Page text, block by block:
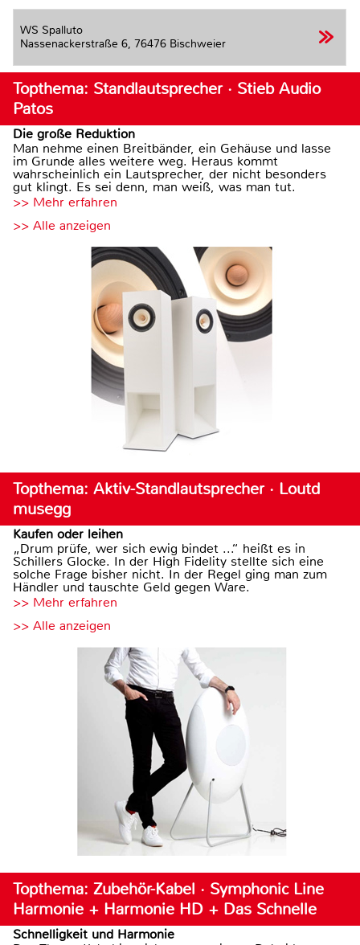
WS Spalluto
Nassenackerstraße 6, 76476 Bischweier
Topthema: Standlautsprecher · Stieb Audio
Patos
Die große Reduktion
Man nehme einen Breitbänder, ein Gehäuse und lasse
im Grunde alles weitere weg. Heraus kommt
wahrscheinlich ein Lautsprecher, der nicht besonders
gut klingt. Es sei denn, man weiß, was man tut.
>> Mehr erfahren
>> Alle anzeigen
Topthema: Aktiv-Standlautsprecher · Loutd
musegg
Kaufen oder leihen
„Drum prüfe, wer sich ewig bindet ...“ heißt es in
Schillers Glocke. In der High Fidelity stellte sich eine
solche Frage bisher nicht. In der Regel ging man zum
Händler und tauschte Geld gegen Ware.
>> Mehr erfahren
>> Alle anzeigen
Topthema: Zubehör-Kabel · Symphonic Line
Harmonie + Harmonie HD + Das Schnelle
Schnelligkeit und Harmonie